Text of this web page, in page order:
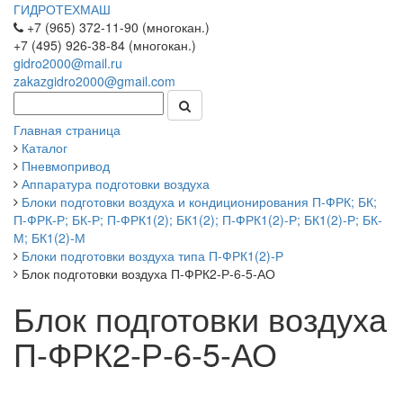
ГИДРОТЕХМАШ
+7 (965) 372-11-90 (многокан.)
+7 (495) 926-38-84 (многокан.)
gidro2000@mail.ru
zakazgidro2000@gmail.com
Главная страница
Каталог
Пневмопривод
Аппаратура подготовки воздуха
Блоки подготовки воздуха и кондиционирования П-ФРК; БК;
П-ФРК-Р; БК-Р; П-ФРК1(2); БК1(2); П-ФРК1(2)-Р; БК1(2)-Р; БК-
М; БК1(2)-М
Блоки подготовки воздуха типа П-ФРК1(2)-Р
Блок подготовки воздуха П-ФРК2-Р-6-5-АО
Блок подготовки воздуха
П-ФРК2-Р-6-5-АО